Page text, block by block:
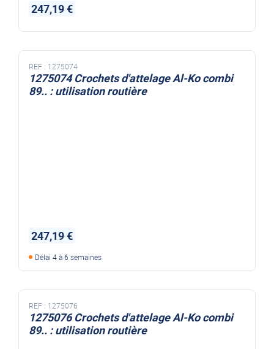
247,19 €
REF : 1275074
1275074 Crochets d'attelage Al-Ko combi
89.. : utilisation routière
247,19 €
Délai 4 à 6 semaines
REF : 1275076
1275076 Crochets d'attelage Al-Ko combi
89.. : utilisation routière